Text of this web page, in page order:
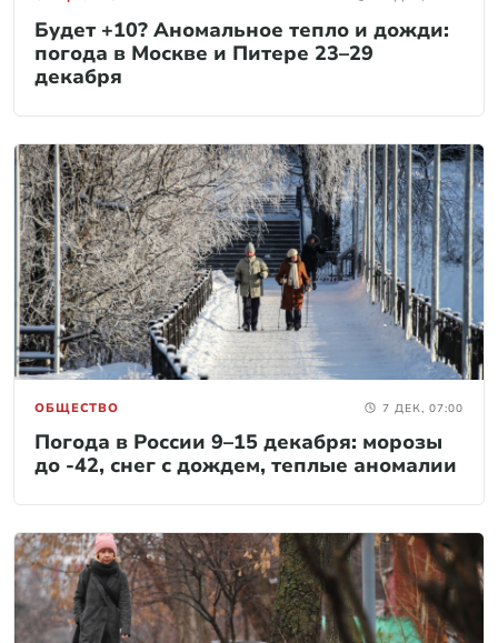
Будет +10? Аномальное тепло и дожди:
погода в Москве и Питере 23–29
декабря
ОБЩЕСТВО 7 ДЕК, 07:00
Погода в России 9–15 декабря: морозы
до -42, снег с дождем, теплые аномалии